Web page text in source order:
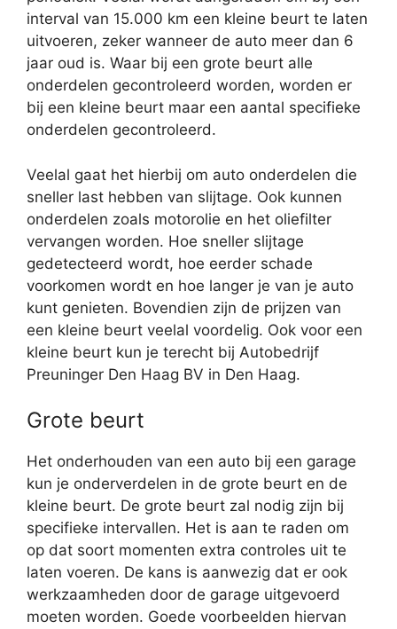
interval van 15.000 km een kleine beurt te laten
uitvoeren, zeker wanneer de auto meer dan 6
jaar oud is. Waar bij een grote beurt alle
onderdelen gecontroleerd worden, worden er
bij een kleine beurt maar een aantal specifieke
onderdelen gecontroleerd.
Veelal gaat het hierbij om auto onderdelen die
sneller last hebben van slijtage. Ook kunnen
onderdelen zoals motorolie en het oliefilter
vervangen worden. Hoe sneller slijtage
gedetecteerd wordt, hoe eerder schade
voorkomen wordt en hoe langer je van je auto
kunt genieten. Bovendien zijn de prijzen van
een kleine beurt veelal voordelig. Ook voor een
kleine beurt kun je terecht bij Autobedrijf
Preuninger Den Haag BV in Den Haag.
Grote beurt
Het onderhouden van een auto bij een garage
kun je onderverdelen in de grote beurt en de
kleine beurt. De grote beurt zal nodig zijn bij
specifieke intervallen. Het is aan te raden om
op dat soort momenten extra controles uit te
laten voeren. De kans is aanwezig dat er ook
werkzaamheden door de garage uitgevoerd
moeten worden. Goede voorbeelden hiervan